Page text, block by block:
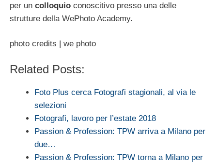
per un colloquio conoscitivo presso una delle
strutture della WePhoto Academy.
photo credits | we photo
Related Posts:
Foto Plus cerca Fotografi stagionali, al via le
selezioni
Fotografi, lavoro per l’estate 2018
Passion & Profession: TPW arriva a Milano per
due…
Passion & Profession: TPW torna a Milano per